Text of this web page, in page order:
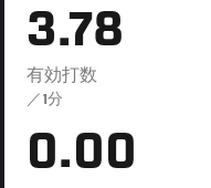
3.78
有効打数
／1分
0.00